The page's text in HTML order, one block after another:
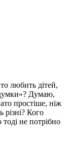
любить дітей,
Думаю,
простіше, ніж
Кого
не потрібно